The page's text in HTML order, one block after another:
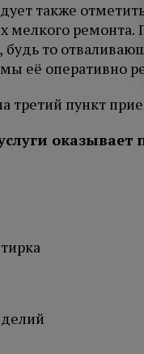
также
мелкого ремонта.
то
её оперативно
оказывает